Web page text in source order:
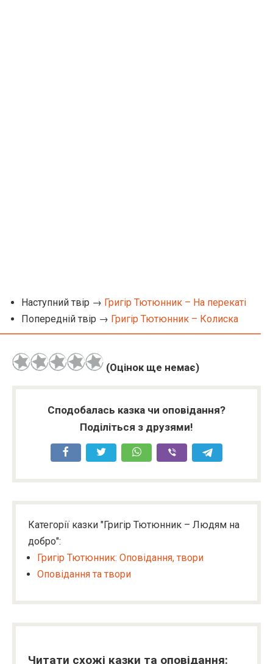
Наступний твір → Григір Тютюнник – На перекаті
Попередній твір → Григір Тютюнник – Колиска
(Оцінок ще немає)
Сподобалась казка чи оповідання?
Поділіться з друзями!
Категорії казки "Григір Тютюнник – Людям на
добро":
Григір Тютюнник: Оповідання, твори
Оповідання та твори
Читати схожі казки та оповідання: